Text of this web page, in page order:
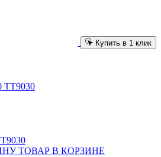
Купить в 1 клик
ТОВАР В КОРЗИНЕ